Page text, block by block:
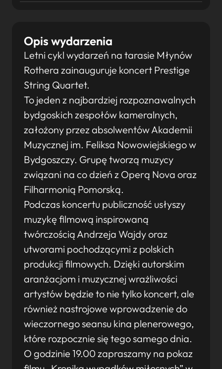
Opis wydarzenia
Letni cykl wydarzeń na tarasie Młynów
Rothera zainauguruje koncert Prestige
String Quartet.
To jeden z najbardziej rozpoznawalnych
bydgoskich zespołów kameralnych,
założony przez absolwentów Akademii
Muzycznej im. Feliksa Nowowiejskiego w
Bydgoszczy. Grupę tworzą muzycy
związani na co dzień z Operą Nova oraz
Filharmonią Pomorską.
Podczas koncertu publiczność usłyszy
muzykę filmową inspirowaną
twórczością Andrzeja Wajdy oraz
utworami pochodzącymi z polskich
produkcji filmowych. Dzięki autorskim
aranżacjom i muzycznej wrażliwości
artystów będzie to nie tylko koncert, ale
również nastrojowe wprowadzenie do
wieczornego seansu kina plenerowego,
które rozpocznie się tego samego dnia.
O godzinie 19.00 zapraszamy na pokaz